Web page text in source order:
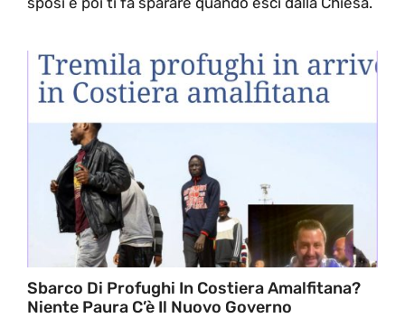
Sbarco Di Profughi In Costiera Amalfitana?
Niente Paura C’è Il Nuovo Governo